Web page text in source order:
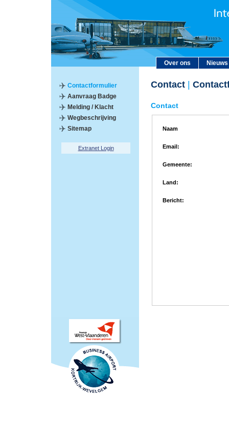
Over ons Nieuws
Contactformulier
Aanvraag Badge
Melding / Klacht
Wegbeschrijving
Sitemap
Extranet Login
Contact
Contact
Naam
Email:
Gemeente:
Land:
Bericht: